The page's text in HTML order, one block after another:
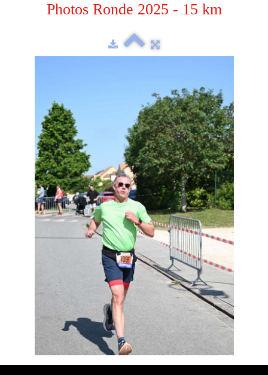
Programme
Résultats
Devenez bénévoles
Partenaires
Photos▼
Photos Ronde 2025 - 15 km